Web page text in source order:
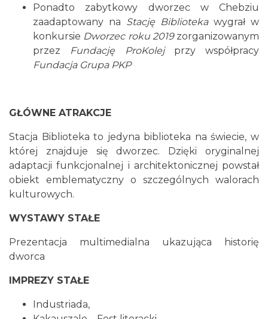
Ponadto zabytkowy dworzec w Chebziu
zaadaptowany na Stację Bibliotekawygrał w
konkursie Dworzec roku 2019zorganizowanym
przez Fundację ProKolej przy współpracy
Fundacja Grupa PKP
GŁÓWNE ATRAKCJE
Stacja Biblioteka to jedyna biblioteka na świecie, w
której znajduje się dworzec. Dzięki oryginalnej
adaptacji funkcjonalnej i architektonicznej powstał
obiekt emblematyczny o szczególnych walorach
kulturowych.
WYSTAWY STAŁE
Prezentacja multimedialna ukazująca historię
dworca
IMPREZY STAŁE
Industriada,